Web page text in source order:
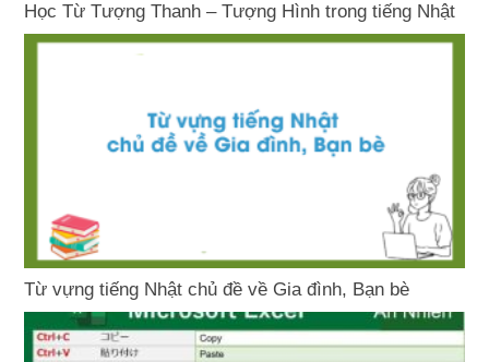
Học Từ Tượng Thanh – Tượng Hình trong tiếng Nhật
Từ vựng tiếng Nhật chủ đề về Gia đình, Bạn bè